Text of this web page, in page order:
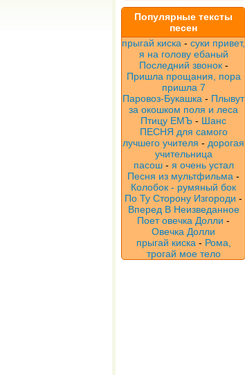
Популярные тексты
песен
прыгай киска - суки привет,
я на голову ебаный
Последний звонок-
Пришла прощания, пора
пришла 7
Паровоз-Букашка - Плывут
за окошком поля и леса
Птицу ЕМЪ - Шанс
ПЕСНЯ для самого
лучшего учителя - дорогая
учительница
пасош- я очень устал
Песня из мультфильма -
Колобок - румяный бок
По Ту Сторону Изгороди -
Вперед В Неизведанное
Поет овечка Долли -
Овечка Долли
прыгай киска - Рома,
трогай мое тело